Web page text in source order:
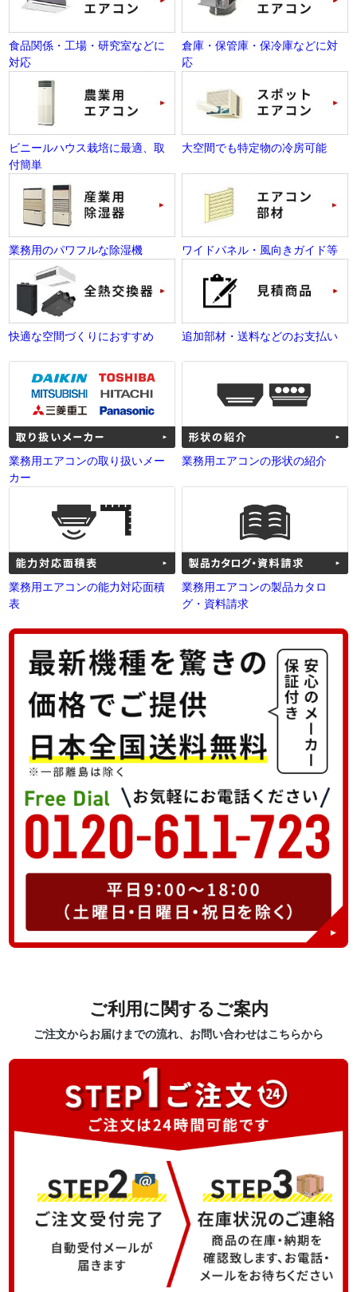
食品関係・工場・研究室などに
対応
倉庫・保管庫・保冷庫などに対
応
ビニールハウス栽培に最適、取
付簡単
大空間でも特定物の冷房可能
業務用のパワフルな除湿機 ワイドパネル・風向きガイド等
快適な空間づくりにおすすめ 追加部材・送料などのお支払い
業務用エアコンの取り扱いメー
カー
業務用エアコンの形状の紹介
業務用エアコンの能力対応面積
表
業務用エアコンの製品カタロ
グ・資料請求
ご利用に関するご案内
ご注文からお届けまでの流れ、お問い合わせはこちらから